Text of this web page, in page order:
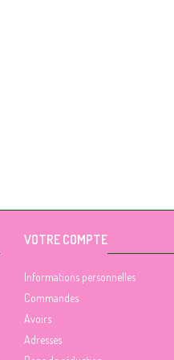
VOTRE COMPTE
Informations personnelles
Commandes
Avoirs
Adresses